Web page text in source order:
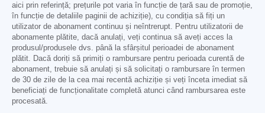
aici prin referință; prețurile pot varia în funcție de țară sau de promoție,
în funcție de detaliile paginii de achiziție), cu condiția să fiți un
utilizator de abonament continuu și neîntrerupt. Pentru utilizatorii de
abonamente plătite, dacă anulați, veți continua să aveți acces la
produsul/produsele dvs. până la sfârșitul perioadei de abonament
plătit. Dacă doriți să primiți o rambursare pentru perioada curentă de
abonament, trebuie să anulați și să solicitați o rambursare în termen
de 30 de zile de la cea mai recentă achiziție și veți înceta imediat să
beneficiați de funcționalitate completă atunci când rambursarea este
procesată.